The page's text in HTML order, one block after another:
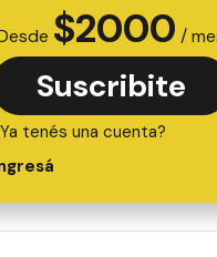
$2000 /
Suscribite
tenés una cuenta?